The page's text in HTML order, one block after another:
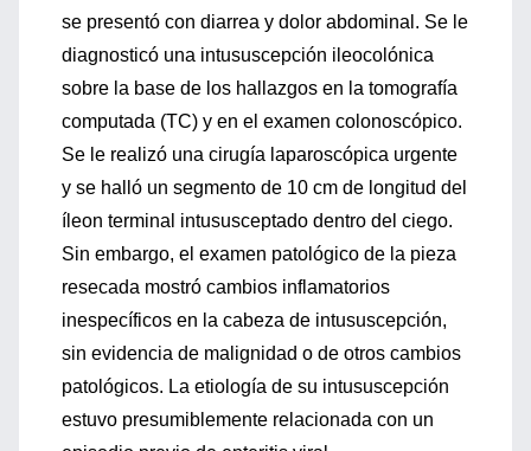
se presentó con diarrea y dolor abdominal. Se le
diagnosticó una intususcepción ileocolónica
sobre la base de los hallazgos en la tomografía
computada (TC) y en el examen colonoscópico.
Se le realizó una cirugía laparoscópica urgente
y se halló un segmento de 10 cm de longitud del
íleon terminal intususceptado dentro del ciego.
Sin embargo, el examen patológico de la pieza
resecada mostró cambios inflamatorios
inespecíficos en la cabeza de intususcepción,
sin evidencia de malignidad o de otros cambios
patológicos. La etiología de su intususcepción
estuvo presumiblemente relacionada con un